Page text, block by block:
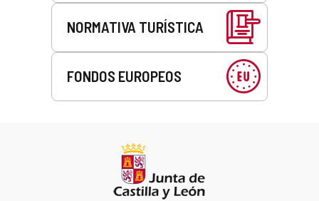
NORMATIVA TURÍSTICA
FONDOS EUROPEOS